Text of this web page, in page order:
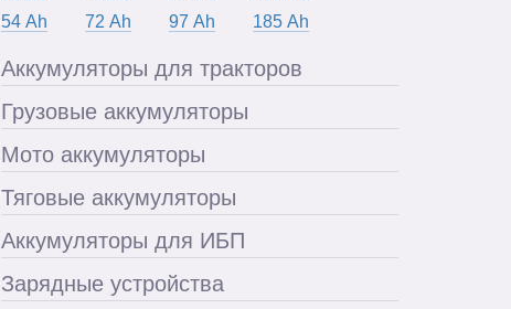
54 Ah
72 Ah
97 Ah
185 Ah
Аккумуляторы для тракторов
Грузовые аккумуляторы
Мото аккумуляторы
Тяговые аккумуляторы
Аккумуляторы для ИБП
Зарядные устройства